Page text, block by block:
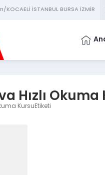
İSTANBUL BURSA İZMİR
Hızlı Okuma
KursuEtiketi